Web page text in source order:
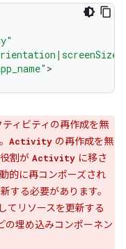
ィビティの再作成を無
Activity の再作成を無
割が Activity に移さ
的に再コンポーズされ
する必要があります。
てリソースを更新する
の埋め込みコンポーネン